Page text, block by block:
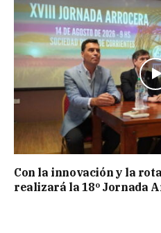
Con la innovación y la
realizará la 18º Jornada